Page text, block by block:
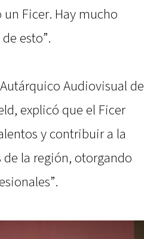
Ficer. Hay mucho
esto”.
Audiovisual de
explicó que el Ficer
y contribuir a la
la región, otorgando